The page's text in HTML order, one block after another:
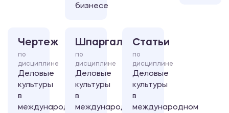
бизнесе
Чертеж
по
дисциплине
Деловые
культуры
в
международном
Шпаргалка
по
дисциплине
Деловые
культуры
в
международном
Статьи
по
дисциплине
Деловые
культуры
в
международном